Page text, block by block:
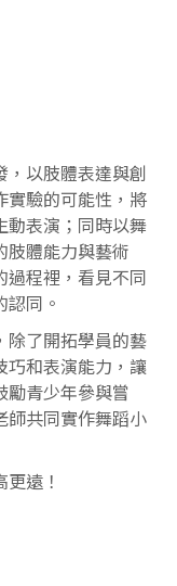
，以肢體表達與創
實驗的可能性，將
動表演；同時以舞
肢體能力與藝術
過程裡，看見不同
同。
除了開拓學員的藝
巧和表演能力，讓
勵青少年參與嘗
師共同實作舞蹈小
遠！